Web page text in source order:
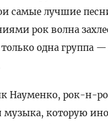
самые лучшие
рок волна
одна группа —
Науменко, рок-н-
музыка, которую